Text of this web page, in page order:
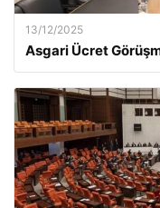
13/12/2025
Asgari Ücret